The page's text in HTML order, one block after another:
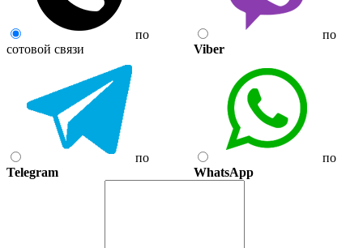
по
сотовой связи
по
Viber
по
Telegram
по
WhatsApp